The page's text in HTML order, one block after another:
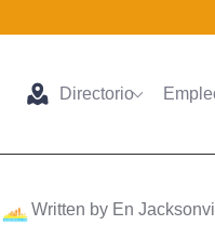
Directorio
Written by En